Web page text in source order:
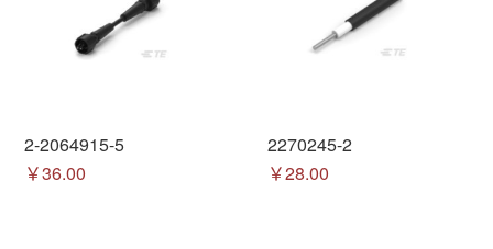
2-2064915-5
￥36.00
2270245-2
￥28.00